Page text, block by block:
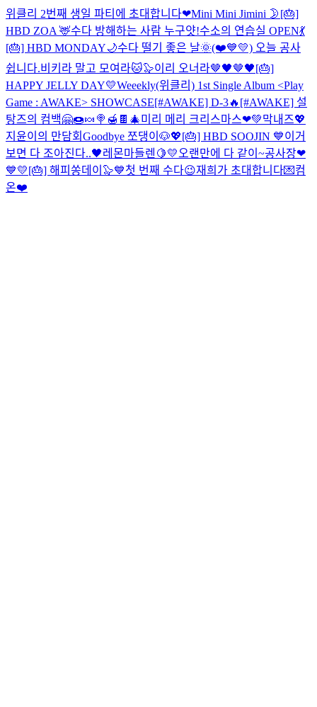
위클리 2번째 생일 파티에 초대합니다❤Mini Mini Jimini 🌛 [🎂]
HBD ZOA 🦌수다 방해하는 사람 누구얏!수소의 연습실 OPEN💃
[🎂] HBD MONDAY🌙수다 떨기 좋은 날🌞(❤️💙💛) 오늘 공사
쉽니다.비키라 말고 모여라🐱🦭이리 오너라🤎🖤🤎🖤[🎂]
HAPPY JELLY DAY💛Weeekly(위클리) 1st Single Album <Play
Game : AWAKE> SHOWCASE[#AWAKE] D-3🔥 [#AWAKE] 설
탕즈의 컴백🤗🍩🍬🍭🍯🍫 🎄미리 메리 크리스마스❤💚막내즈💖
지윤이의 만담회 Goodbye 쪼댕이🐶💖[🎂] HBD SOOJIN 💙이거
보면 다 조아진다..🖤레몬마들렌🍋💛 오랜만에 다 같이~공사장❤
💙💛[🎂] 해피쏭데이🦭💙첫 번째 수다😉재희가 초대합니다💌컴
온❤️